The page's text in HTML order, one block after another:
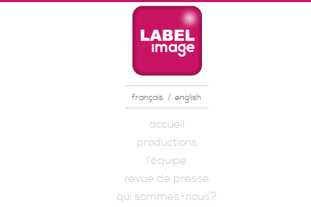
français / english
MENU PRINCIPAL
accueil
productions
l’équipe
revue de presse
qui sommes-nous?